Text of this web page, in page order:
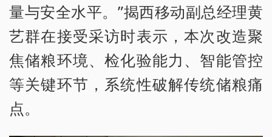
量与安全水平。”揭西移动副总经理黄
艺群在接受采访时表示，本次改造聚
焦储粮环境、检化验能力、智能管控
等关键环节，系统性破解传统储粮痛
点。